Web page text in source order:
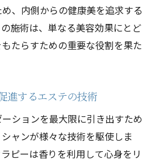
、内側からの健康美を追求する
施術は、単なる美容効果にとど
たらすための重要な役割を果た
進するエステの技術
ションを最大限に引き出すため
ャンが様々な技術を駆使しま
ピーは香りを利用して心身をリ